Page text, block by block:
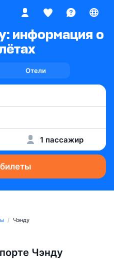
информация о
Отели
1 пассажир
Чэнду
Чэнду